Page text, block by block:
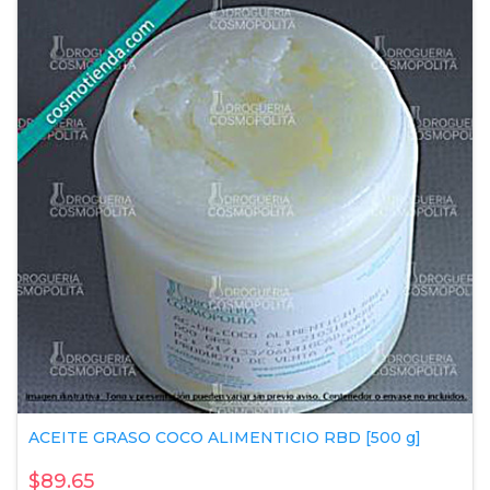
ACEITE GRASO COCO ALIMENTICIO RBD [500 g]
$89.65